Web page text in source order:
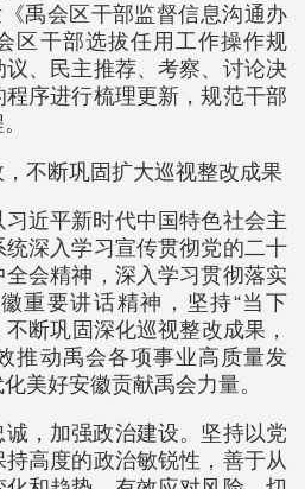
禹会区干部监督信息沟通办
区干部选拔任用工作操作规
、民主推荐、考察、讨论决
序进行梳理更新，规范干部
不断巩固扩大巡视整改成果
近平新时代中国特色社会主
深入学习宣传贯彻党的二十
会精神，深入学习贯彻落实
重要讲话精神，坚持“当下
不断巩固深化巡视整改成果，
推动禹会各项事业高质量发
美好安徽贡献禹会力量。
诚，加强政治建设。坚持以党
高度的政治敏锐性，善于从